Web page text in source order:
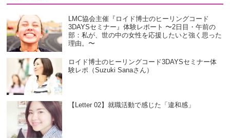
LMC協会主催『ロイド博士のヒーリングコード
3DAYSセミナー』体験レポート 〜2日目・午前の
部：私が、世の中の女性を応援したいと強く思った
理由。〜
ロイド博士のヒーリングコード3DAYSセミナー体
験レポ（Suzuki Sanaさん）
【Letter 02】就職活動で感じた「違和感」